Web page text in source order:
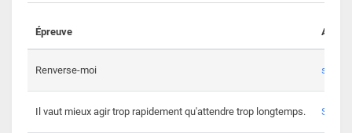
Épreuve Auteur
Renverse-moi s3th
Il vaut mieux agir trop rapidement qu'attendre trop longtemps. Spl3en